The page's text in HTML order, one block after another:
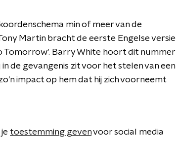
min of meer van de
Martin bracht de eerste Engelse versie
Tomorrow'. Barry White hoort dit nummer
de gevangenis zit voor het stelen van een
impact op hem dat hij zich voorneemt
toestemming gevenvoor social media